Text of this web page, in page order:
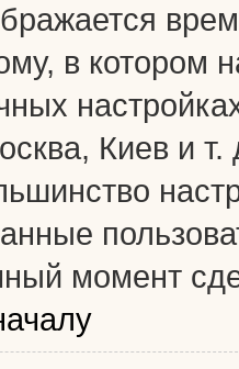
в котором
Киев и
момент